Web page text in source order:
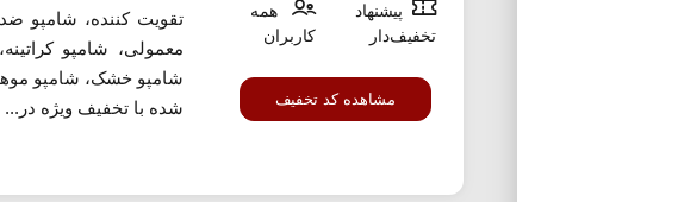
پیشنهاد
تخفیف‌دار
همه
کاربران
مشاهده کد تخفیف
تقویت کننده، شامپو
معمولی، شامپو
شامپو خشک، شامپو
شده با تخفیف ویژه در...